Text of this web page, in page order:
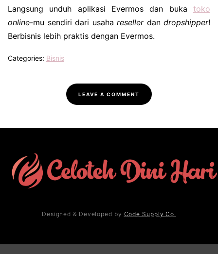
Langsung unduh aplikasi Evermos dan buka toko
online-mu sendiri dari usaha reseller dan dropshipper!
Berbisnis lebih praktis dengan Evermos.
Categories: Bisnis
LEAVE A COMMENT
Designed & Developed by Code Supply Co.